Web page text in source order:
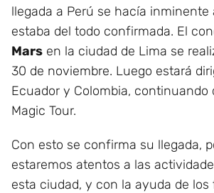
llegada a Perú se hacía inminente
estaba del todo confirmada. El
Mars en la ciudad de Lima se
30 de noviembre. Luego estará
Ecuador y Colombia, continuando
Magic Tour.
Con esto se confirma su llegada,
estaremos atentos a las
esta ciudad, y con la ayuda de los